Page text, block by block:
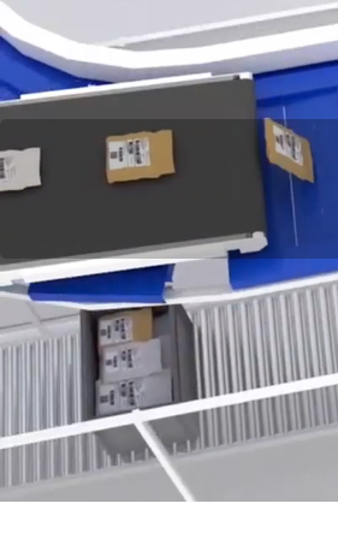
Csomagküldés
webshopoknak